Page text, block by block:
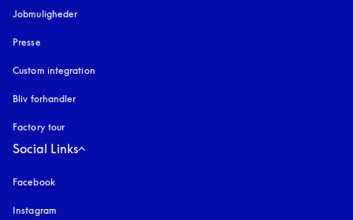
Jobmuligheder
Presse
Custom integration
Bliv forhandler
Factory tour
Social Links
Facebook
Instagram